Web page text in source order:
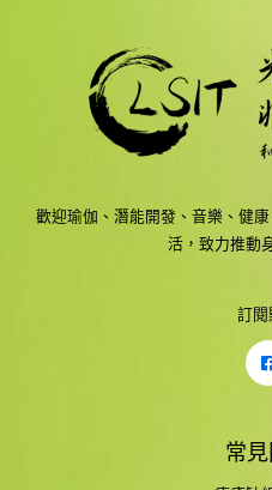
歡迎瑜伽、潛能開發、音樂、健
活，致力推動
訂閱
常